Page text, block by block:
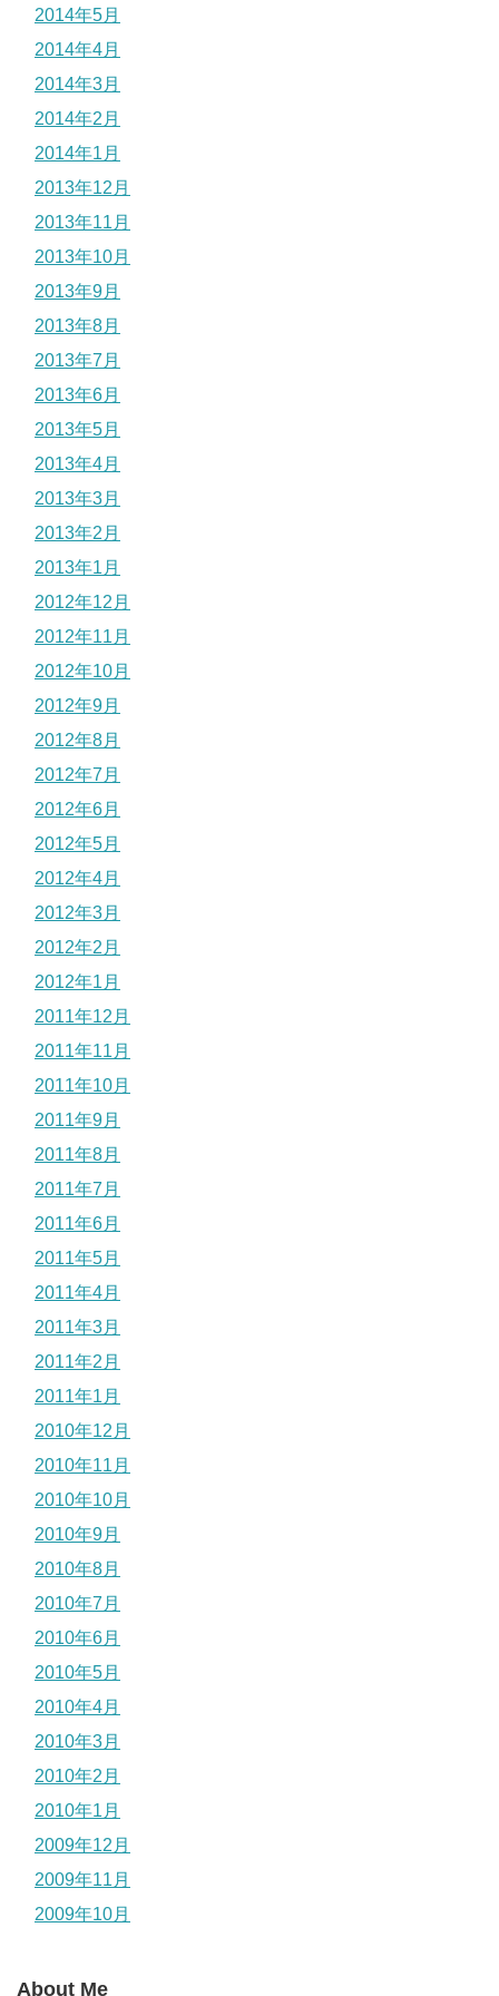
2014年5月
2014年4月
2014年3月
2014年2月
2014年1月
2013年12月
2013年11月
2013年10月
2013年9月
2013年8月
2013年7月
2013年6月
2013年5月
2013年4月
2013年3月
2013年2月
2013年1月
2012年12月
2012年11月
2012年10月
2012年9月
2012年8月
2012年7月
2012年6月
2012年5月
2012年4月
2012年3月
2012年2月
2012年1月
2011年12月
2011年11月
2011年10月
2011年9月
2011年8月
2011年7月
2011年6月
2011年5月
2011年4月
2011年3月
2011年2月
2011年1月
2010年12月
2010年11月
2010年10月
2010年9月
2010年8月
2010年7月
2010年6月
2010年5月
2010年4月
2010年3月
2010年2月
2010年1月
2009年12月
2009年11月
2009年10月
About Me